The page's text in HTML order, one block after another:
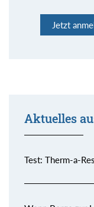
Jetzt
Aktuelles
Test: Therm-a-